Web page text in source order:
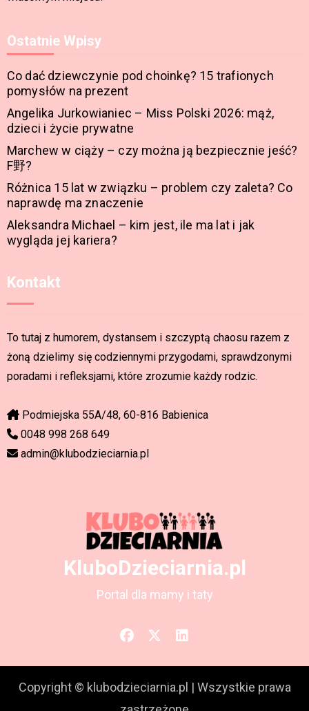
Ostatnie Wpisy
Co dać dziewczynie pod choinkę? 15 trafionych
pomysłów na prezent
Angelika Jurkowianiec – Miss Polski 2026: mąż,
dzieci i życie prywatne
Marchew w ciąży – czy można ją bezpiecznie jeść?
F野?
Różnica 15 lat w związku – problem czy zaleta? Co
naprawdę ma znaczenie
Aleksandra Michael – kim jest, ile ma lat i jak
wygląda jej kariera?
Kontakt
To tutaj z humorem, dystansem i szczyptą chaosu razem z
żoną dzielimy się codziennymi przygodami, sprawdzonymi
poradami i refleksjami, które zrozumie każdy rodzic.
Podmiejska 55A/48, 60-816 Babienica
0048 998 268 649
admin@klubodzieciarnia.pl
KluboDzieciarnia.pl
Portal dla mamy i taty
Copyright © klubodzieciarnia.pl | Wszystkie prawa